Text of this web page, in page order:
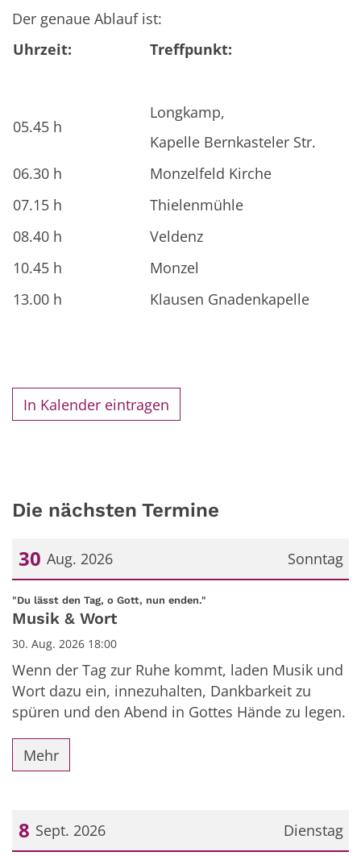
Der genaue Ablauf ist:
Uhrzeit:
Treffpunkt:
05.45 h
Longkamp,
Kapelle Bernkasteler Str.
06.30 h
Monzelfeld Kirche
07.15 h
Thielenmühle
08.40 h
Veldenz
10.45 h
Monzel
13.00 h
Klausen Gnadenkapelle
In Kalender eintragen
Die nächsten Termine
Sonntag
30 Aug. 2026
Datum: 30. August 2026
"Du lässt den Tag, o Gott, nun enden."
Musik & Wort
30. Aug. 2026 18:00
Wenn der Tag zur Ruhe kommt, laden Musik und
Wort dazu ein, innezuhalten, Dankbarkeit zu
spüren und den Abend in Gottes Hände zu legen.
Mehr
Dienstag
8 Sept. 2026